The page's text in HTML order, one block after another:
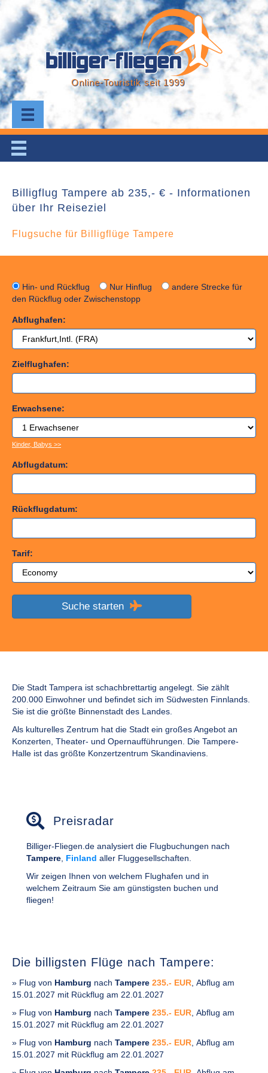
Online-Touristik seit 1999
Billigflug Tampere ab 235,- € - Informationen
über Ihr Reiseziel
Flugsuche für Billigflüge Tampere
Hin- und Rückflug Nur Hinflug
andere Strecke für
den Rückflug oder Zwischenstopp
Abflughafen:
Zielflughafen:
Erwachsene:
Kinder, Babys >>
Abflugdatum:
Rückflugdatum:
Tarif:
Die Stadt Tampera ist schachbrettartig angelegt. Sie zählt
200.000 Einwohner und befindet sich im Südwesten Finnlands.
Sie ist die größte Binnenstadt des Landes.
Als kulturelles Zentrum hat die Stadt ein großes Angebot an
Konzerten, Theater- und Opernaufführungen. Die Tampere-
Halle ist das größte Konzertzentrum Skandinaviens.
Preisradar
Billiger-Fliegen.de analysiert die Flugbuchungen nach
Tampere Finland aller Fluggesellschaften.
Wir zeigen Ihnen von welchem Flughafen und in
welchem Zeitraum Sie am günstigsten buchen und
fliegen!
Die billigsten Flüge nach Tampere:
» Flug von Hamburg nach Tampere 235.- EUR , Abflug am
15.01.2027 mit Rückflug am 22.01.2027
» Flug von Hamburg nach Tampere 235.- EUR , Abflug am
15.01.2027 mit Rückflug am 22.01.2027
» Flug von Hamburg nach Tampere 235.- EUR , Abflug am
15.01.2027 mit Rückflug am 22.01.2027